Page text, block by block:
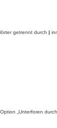
getrennt durch |
„Unterforen